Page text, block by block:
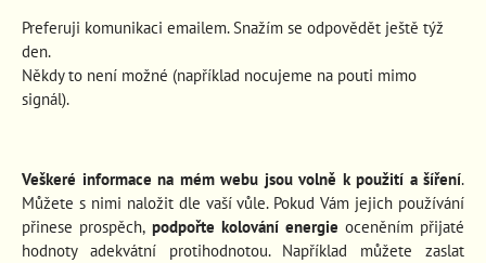
Preferuji komunikaci emailem. Snažím se odpovědět ještě týž
den.
Někdy to není možné (například nocujeme na pouti mimo
signál).
Veškeré informace na mém webu jsou volně k použití a šíření.
Můžete s nimi naložit dle vaší vůle. Pokud Vám jejich používání
přinese prospěch, podpořte kolování energie oceněním přijaté
hodnoty adekvátní protihodnotou. Například můžete zaslat